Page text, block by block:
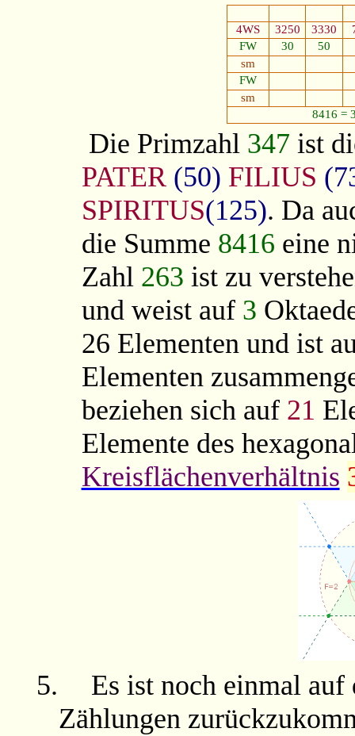
4WS 3250 3330
FW
30
50
sm
FW
sm
8416 =
Die Primzahl 347 ist
PATER (50) FILIUS
SPIRITUS(125). Da
die Summe 8416 eine
Zahl 263 ist zu
und weist auf 3
26 Elementen und ist
Elementen
beziehen sich auf 21
Elemente des
Kreisflächenverhältnis
5.
Es ist noch einmal auf
Zählungen